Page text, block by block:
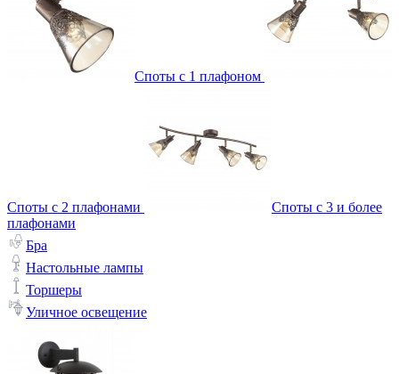
Споты с 1 плафоном
Споты с 2 плафонами
Споты с 3 и более
плафонами
Бра
Настольные лампы
Торшеры
Уличное освещение